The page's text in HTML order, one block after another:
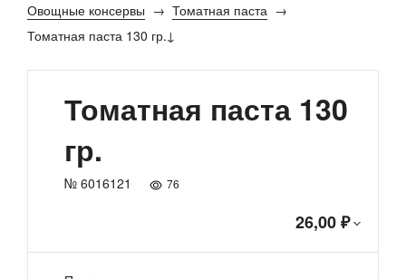
Овощные консервы
Томатная паста
Томатная паста 130 гр.
Томатная паста 130
гр.
№ 6016121 76
26,00 ₽